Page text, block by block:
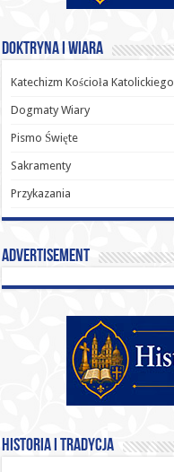
Doktryna i Wiara
Katechizm Kościoła Katolickiego
Dogmaty Wiary
Pismo Święte
Sakramenty
Przykazania
Advertisement
Historia i Tradycja